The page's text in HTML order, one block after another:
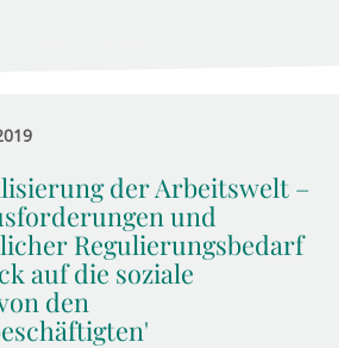
der Arbeitswelt –
und
Regulierungsbedarf
auf die soziale
den